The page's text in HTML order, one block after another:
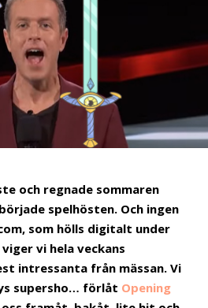
och regnade sommaren
spelhösten. Och ingen
som hölls digitalt under
vi hela veckans
intressanta från mässan. Vi
supersho… förlåt Opening